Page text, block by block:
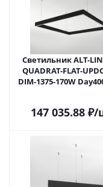
Светильник ALT-
QUADRAT-FLAT-
DIM-1375-170W
147 035.88₽/